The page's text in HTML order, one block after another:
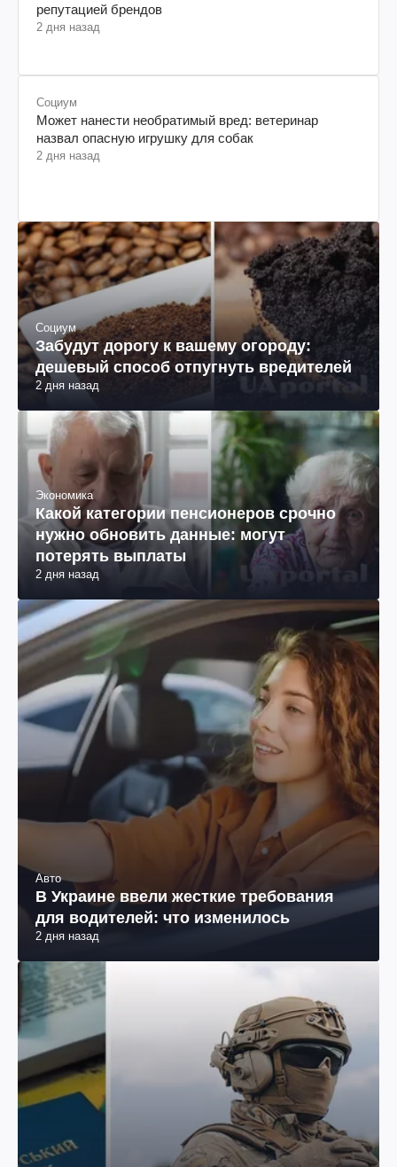
репутацией брендов
2 дня назад
Социум
Может нанести необратимый вред: ветеринар
назвал опасную игрушку для собак
2 дня назад
Социум
Забудут дорогу к вашему огороду:
дешевый способ отпугнуть вредителей
2 дня назад
Экономика
Какой категории пенсионеров срочно
нужно обновить данные: могут
потерять выплаты
2 дня назад
Авто
В Украине ввели жесткие требования
для водителей: что изменилось
2 дня назад